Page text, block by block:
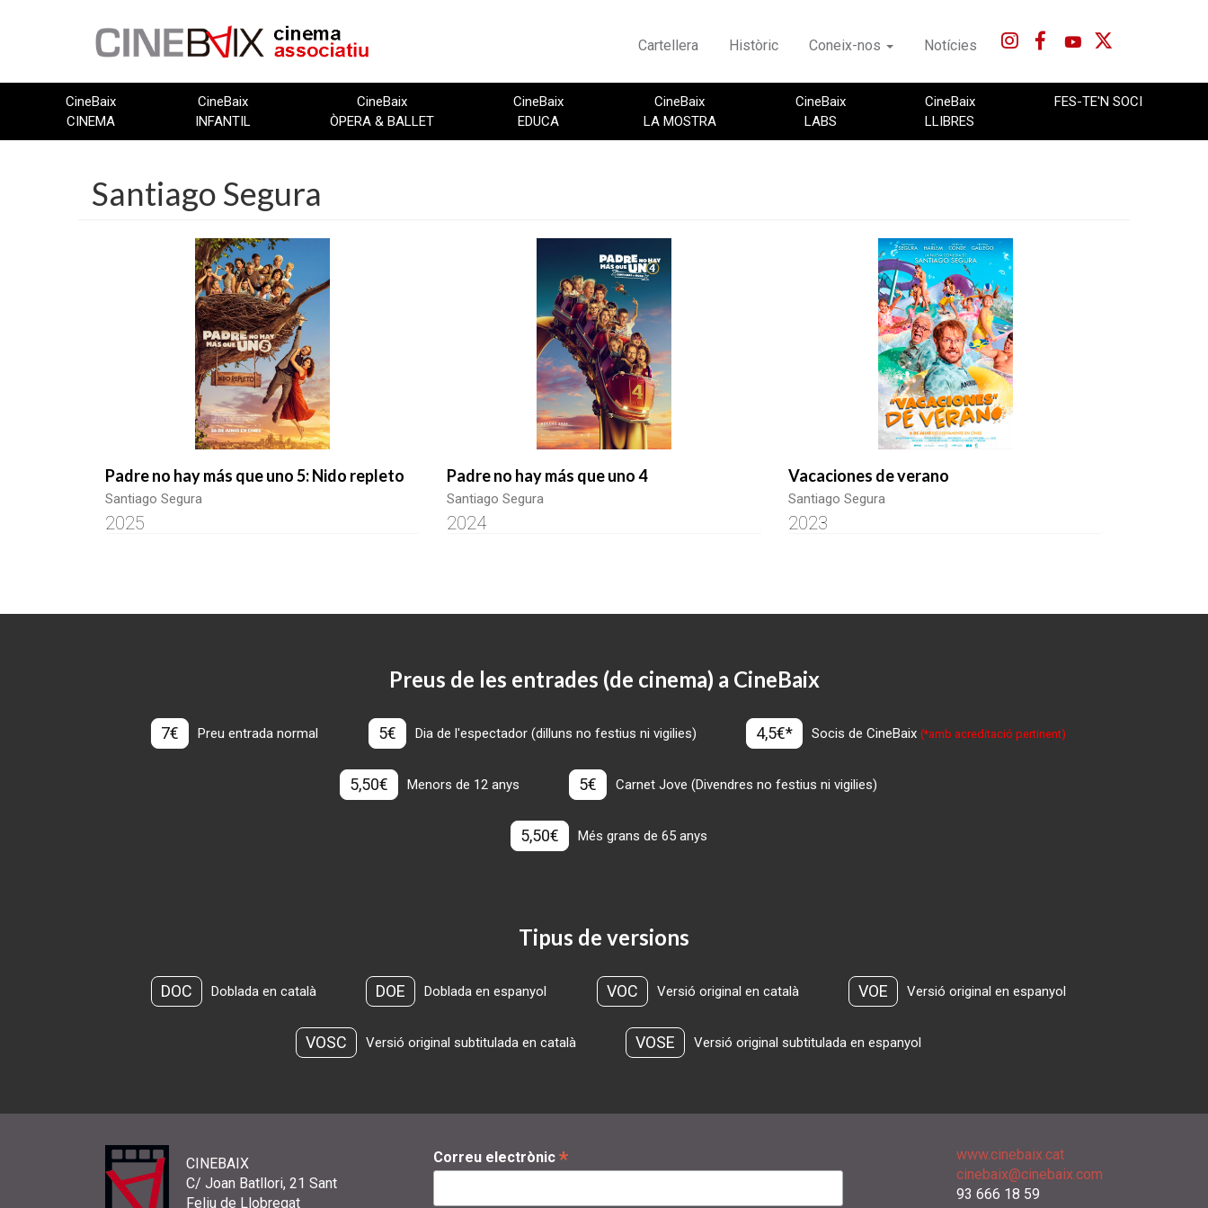
Cartellera Històric Coneix-nos Notícies
CineBaix
CINEMA
CineBaix
INFANTIL
CineBaix
ÒPERA & BALLET
CineBaix
EDUCA
CineBaix
LA MOSTRA
CineBaix
LABS
CineBaix
LLIBRES
FES-TE'N SOCI
Santiago Segura
Padre no hay más que uno 5: Nido repleto
Santiago Segura
2025
Padre no hay más que uno 4
Santiago Segura
2024
Vacaciones de verano
Santiago Segura
2023
Preus de les entrades (de cinema) a CineBaix
7€ Preu entrada normal 5€ Dia de l'espectador (dilluns no festius ni vigilies) 4,5€* Socis de CineBaix(*amb acreditació pertinent)
5,50€ Menors de 12 anys 5€ Carnet Jove (Divendres no festius ni vigilies)
5,50€ Més grans de 65 anys
Tipus de versions
DOC Doblada en català DOE Doblada en espanyol VOC Versió original en català VOE Versió original en espanyol
VOSC Versió original subtitulada en català VOSE Versió original subtitulada en espanyol
CINEBAIX
C/ Joan Batllori, 21 Sant
Feliu de Llobregat
Correu electrònic *
www.cinebaix.cat
cinebaix@cinebaix.com
93 666 18 59